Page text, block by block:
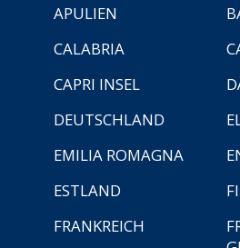
APULIEN
CALABRIA
CAPRI INSEL
DEUTSCHLAND
EMILIA ROMAGNA
ESTLAND
FRANKREICH